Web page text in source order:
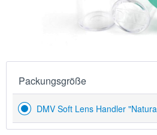
Packungsgröße
DMV Soft Lens Handler